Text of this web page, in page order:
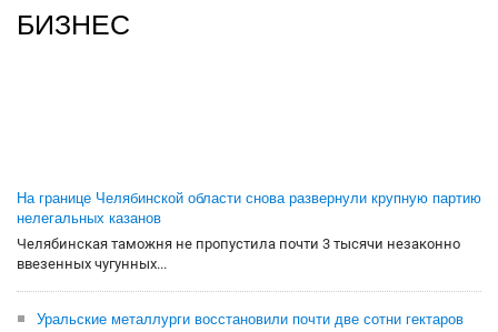
БИЗНЕС
На границе Челябинской области снова развернули крупную партию
нелегальных казанов
Челябинская таможня не пропустила почти 3 тысячи незаконно
ввезенных чугунных...
Уральские металлурги восстановили почти две сотни гектаров